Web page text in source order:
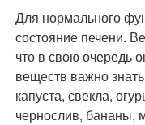
Для нормального
состояние печени.
что в свою очередь
веществ важно
капуста, свекла,
чернослив, бананы,